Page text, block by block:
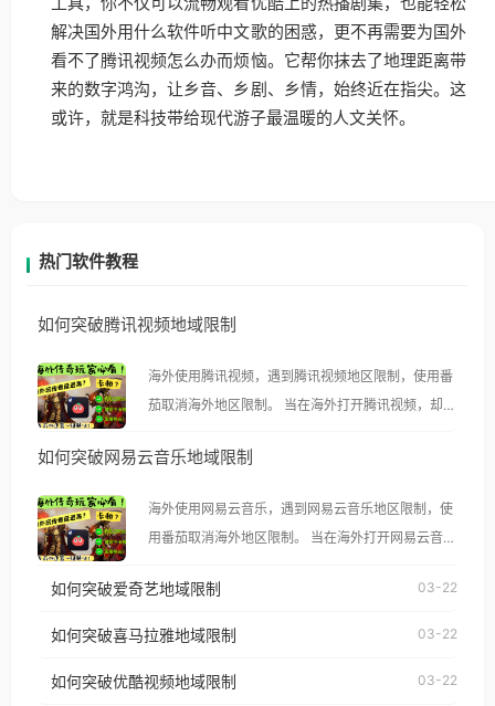
解决国外用什么软件听中文歌的困惑，更不再需要为国外
看不了腾讯视频怎么办而烦恼。它帮你抹去了地理距离带
来的数字鸿沟，让乡音、乡剧、乡情，始终近在指尖。这
或许，就是科技带给现代游子最温暖的人文关怀。
热门软件教程
如何突破腾讯视频地域限制
海外使用腾讯视频，遇到腾讯视频地区限制，使用番
茄取消海外地区限制。 当在海外打开腾讯视频，却突
示语。 海外用户如香港、澳门、台湾、美国、加拿
像其他音乐平台一样，出现地区及版权限制问题，且
仅能在中国大陆地区播放。 遇到这个问题的朋友们，
台湾、美国、加拿大、澳大利亚、欧洲等国家和地区
权限制所困扰。
如何突破网易云音乐地域限制
海外使用网易云音乐，遇到网易云音乐地区限制，使
用番茄取消海外地区限制。 当在海外打开网易云音
播放”的提示语。 海外用户如香港、澳门、台湾、美
制问题，且仅能在中国大陆地区播放。 遇到这个问题
如何突破爱奇艺地域限制 03-22
如何突破喜马拉雅地域限制 03-22
如何突破优酷视频地域限制 03-22